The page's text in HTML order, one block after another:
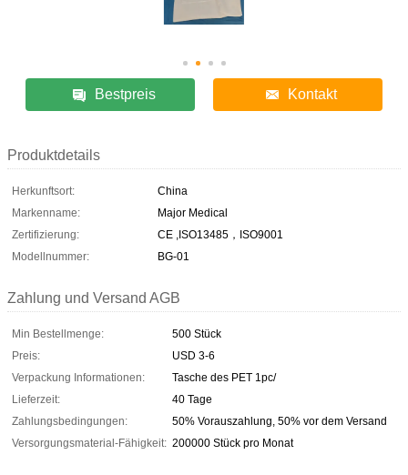
Bestpreis Kontakt
Produktdetails
Herkunftsort:
China
Markenname:
Major Medical
Zertifizierung:
CE ,ISO13485，ISO9001
Modellnummer:
BG-01
Zahlung und Versand AGB
Min Bestellmenge:
500 Stück
Preis:
USD 3-6
Verpackung Informationen:
Tasche des PET 1pc/
Lieferzeit:
40 Tage
Zahlungsbedingungen:
50% Vorauszahlung, 50% vor dem Versand
Versorgungsmaterial-Fähigkeit: 200000 Stück pro Monat